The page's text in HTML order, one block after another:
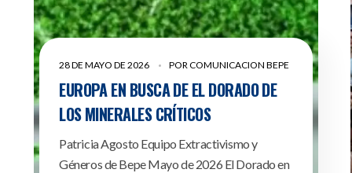
28 DE MAYO DE 2026 PORCOMUNICACION BEPE
EUROPA EN BUSCA DE EL DORADO DE
LOS MINERALES CRÍTICOS
Patricia Agosto Equipo Extractivismo y
Géneros de Bepe Mayo de 2026 El Dorado en